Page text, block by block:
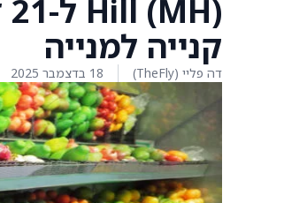
קנייה למנייה
דה פליי (TheFly) 18 בדצמבר 2025